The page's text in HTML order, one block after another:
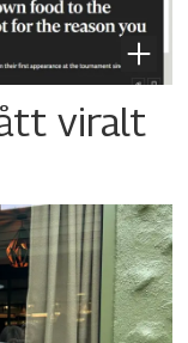
viralt